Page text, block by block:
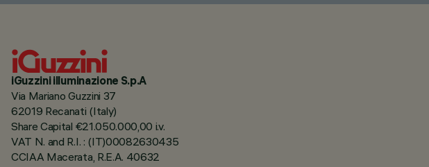
iGuzzini illuminazione S.p.A
Via Mariano Guzzini 37
62019 Recanati (Italy)
Share Capital €21.050.000,00 i.v.
VAT N. and R.I. : (IT)00082630435
CCIAA Macerata, R.E.A. 40632